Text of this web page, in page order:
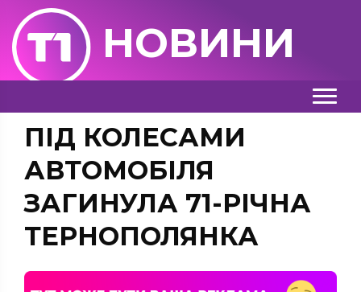
НОВИНИ
ПІД КОЛЕСАМИ
АВТОМОБІЛЯ
ЗАГИНУЛА 71-РІЧНА
ТЕРНОПОЛЯНКА